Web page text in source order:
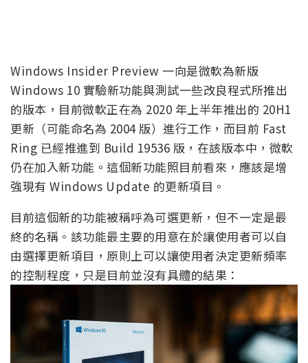
Windows Insider Preview 一向是微軟為新版
Windows 10 實驗新功能與測試一些改良程式所推出
的版本，目前微軟正在為 2020 年上半年推出的 20H1
更新（可能命名為 2004 版）進行工作，而目前 Fast
Ring 已經推進到 Build 19536 版，在該版本中，微軟
仍在加入新功能。這個新功能照目前看來，應該是增
強現有 Windows Update 的更新項目。
目前這個新的功能被稱呼為可選更新，但不一定是最
終的名稱。該功能最主要的用意在於讓使用者可以自
由選擇更新項目，原則上可以讓使用者決定更新頻率
的控制程度，只是目前並沒有具體的結果：